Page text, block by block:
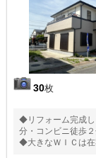
30枚
◆リフォーム完成し
分・コンビニ徒歩
◆大きなＷＩＣは在